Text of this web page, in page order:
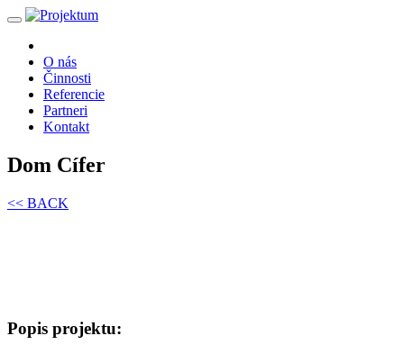
O nás
Činnosti
Referencie
Partneri
Kontakt
Dom Cífer
<< BACK
Popis projektu: